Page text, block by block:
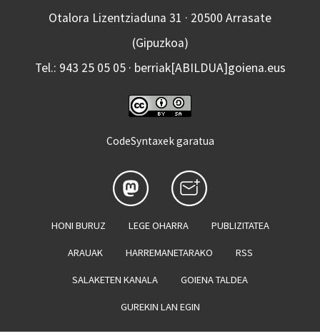
Otalora Lizentziaduna 31 · 20500 Arrasate
(Gipuzkoa)
Tel.: 943 25 05 05 · berriak[ABILDUA]goiena.eus
CodeSyntaxek garatua
HONI BURUZ LEGE OHARRA PUBLIZITATEA
ARAUAK HARREMANETARAKO RSS
SALAKETEN KANALA GOIENA TALDEA
GUREKIN LAN EGIN